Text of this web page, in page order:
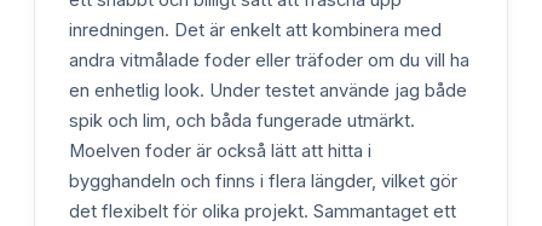
inredningen. Det är enkelt att kombinera med
andra vitmålade foder eller träfoder om du vill ha
en enhetlig look. Under testet använde jag både
spik och lim, och båda fungerade utmärkt.
Moelven foder är också lätt att hitta i
bygghandeln och finns i flera längder, vilket gör
det flexibelt för olika projekt. Sammantaget ett